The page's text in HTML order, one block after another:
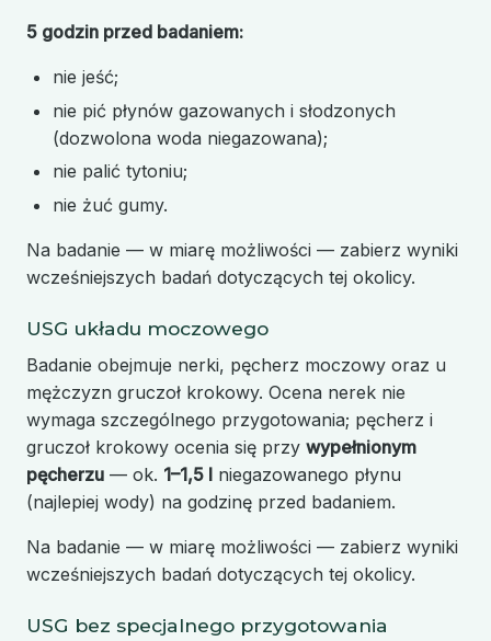
5 godzin przed badaniem:
nie jeść;
nie pić płynów gazowanych i słodzonych
(dozwolona woda niegazowana);
nie palić tytoniu;
nie żuć gumy.
Na badanie — w miarę możliwości — zabierz wyniki
wcześniejszych badań dotyczących tej okolicy.
USG układu moczowego
Badanie obejmuje nerki, pęcherz moczowy oraz u
mężczyzn gruczoł krokowy. Ocena nerek nie
wymaga szczególnego przygotowania; pęcherz i
gruczoł krokowy ocenia się przy wypełnionym
pęcherzu — ok. 1–1,5 l niegazowanego płynu
(najlepiej wody) na godzinę przed badaniem.
Na badanie — w miarę możliwości — zabierz wyniki
wcześniejszych badań dotyczących tej okolicy.
USG bez specjalnego przygotowania